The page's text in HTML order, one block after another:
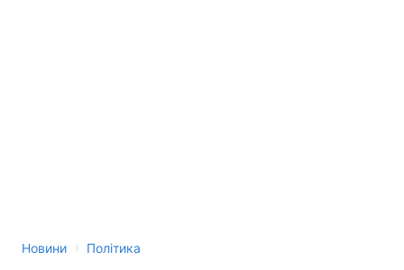
Новини › Політика